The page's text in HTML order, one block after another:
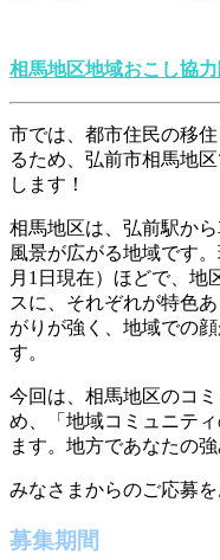
相馬地区地域おこし協力
市では、都市住民の移
るため、弘前市相馬地
します！
相馬地区は、弘前駅か
風景が広がる地域です
月1日現在）ほどで、地
スに、それぞれが特色
がりが強く、地域での
す。
今回は、相馬地区のコ
め、「地域コミュニテ
ます。地方であなたの
みなさまからのご応募
募集期間